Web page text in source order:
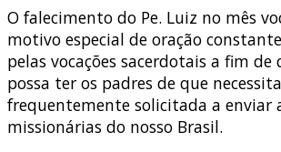
O falecimento do Pe. Luiz no mês
motivo especial de oração
pelas vocações sacerdotais a fim de
possa ter os padres de que
frequentemente solicitada a enviar
missionárias do nosso Brasil.